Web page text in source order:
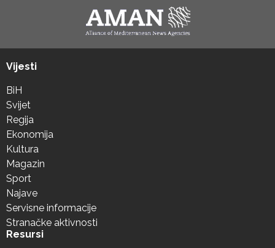
Vijesti
BiH
Svijet
Regija
Ekonomija
Kultura
Magazin
Sport
Najave
Servisne informacije
Stranačke aktivnosti
Resursi